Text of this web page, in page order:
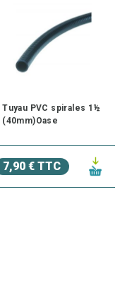
Tuyau PVC spirales 1½
(40mm)Oase
7,90 € TTC